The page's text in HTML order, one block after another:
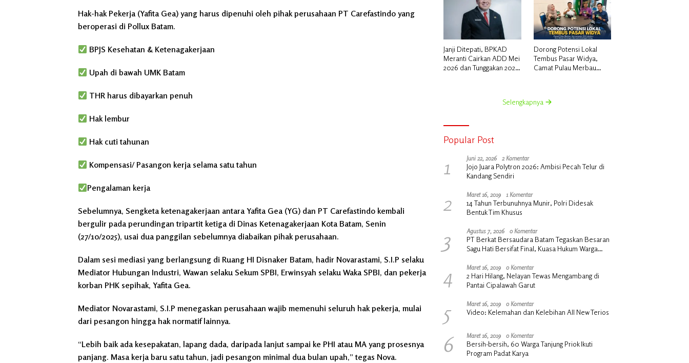
Hak-hak Pekerja (Yafita Gea) yang harus dipenuhi oleh pihak perusahaan PT Carefastindo yang
beroperasi di Pollux Batam.
BPJS Kesehatan & Ketenagakerjaan
Upah di bawah UMK Batam
THR harus dibayarkan penuh
Hak lembur
Hak cuti tahunan
Kompensasi/ Pasangon kerja selama satu tahun
Pengalaman kerja
Sebelumnya, Sengketa ketenagakerjaan antara Yafita Gea (YG) dan PT Carefastindo kembali
bergulir pada perundingan tripartit ketiga di Dinas Ketenagakerjaan Kota Batam, Senin
(27/10/2025), usai dua panggilan sebelumnya diabaikan pihak perusahaan.
Dalam sesi mediasi yang berlangsung di Ruang HI Disnaker Batam, hadir Novarastami, S.I.P selaku
Mediator Hubungan Industri, Wawan selaku Sekum SPBI, Erwinsyah selaku Waka SPBI, dan pekerja
korban PHK sepihak, Yafita Gea.
Mediator Novarastami, S.I.P menegaskan perusahaan wajib memenuhi seluruh hak pekerja, mulai
dari pesangon hingga hak normatif lainnya.
“Lebih baik ada kesepakatan, lapang dada, daripada lanjut sampai ke PHI atau MA yang prosesnya
panjang. Masa kerja baru satu tahun, jadi pesangon minimal dua bulan upah,” tegas Nova.
Janji Ditepati, BPKAD
Meranti Cairkan ADD Mei
2026 dan Tunggakan 2024
Dorong Potensi Lokal
Tembus Pasar Widya,
Camat Pulau Merbau
Kadisperindag
Selengkapnya
Popular Post
1 Juni 22, 2026 2 Komentar
Jojo Juara Polytron 2026: Ambisi Pecah Telur di
Kandang Sendiri
2 Maret 16, 2019 1 Komentar
14 Tahun Terbunuhnya Munir, Polri Didesak
Bentuk Tim Khusus
3 Agustus 7, 2026 0 Komentar
PT Berkat Bersaudara Batam Tegaskan Besaran
Sagu Hati Bersifat Final, Kuasa Hukum Warga
4 Maret 16, 2019 0 Komentar
2 Hari Hilang, Nelayan Tewas Mengambang di
Pantai Cipalawah Garut
5 Maret 16, 2019 0 Komentar
Video: Kelemahan dan Kelebihan All New Terios
6 Maret 16, 2019 0 Komentar
Bersih-bersih, 60 Warga Tanjung Priok Ikuti
Program Padat Karya